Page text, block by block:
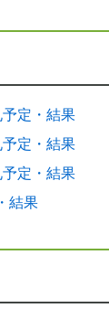
定・結果
定・結果
定・結果
結果